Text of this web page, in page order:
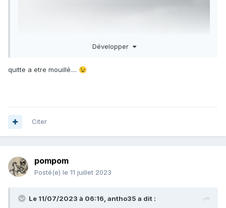
Développer
quitte a etre mouillé.... 😉
Citer
pompom
Posté(e) le 11 juillet 2023
Le 11/07/2023 à 06:16, antho35 a dit :